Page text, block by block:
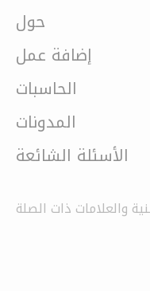
حول
إضافة عمل
الحاسبات
المدونات
الأسئلة الشائعة
والعلامات ذات الصلة